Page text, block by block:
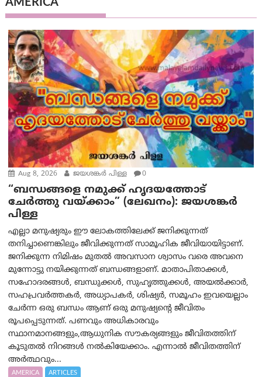
AMERICA
Aug 8, 2026 ജയശങ്കര്‍ പിള്ള 0
“ബന്ധങ്ങളെ നമുക്ക് ഹൃദയത്തോട്
ചേർത്തു വയ്ക്കാം” (ലേഖനം): ജയശങ്കര്‍
പിള്ള
എല്ലാ മനുഷ്യരും ഈ ലോകത്തിലേക്ക് ജനിക്കുന്നത്
തനിച്ചാണെങ്കിലും ജീവിക്കുന്നത് സാമൂഹിക ജീവിയായിട്ടാണ്.
ജനിക്കുന്ന നിമിഷം മുതൽ അവസാന ശ്വാസം വരെ അവനെ
മുന്നോട്ടു നയിക്കുന്നത് ബന്ധങ്ങളാണ്. മാതാപിതാക്കൾ,
സഹോദരങ്ങൾ, ബന്ധുക്കൾ, സുഹൃത്തുക്കൾ, അയൽക്കാർ,
സഹപ്രവർത്തകർ, അധ്യാപകർ, ശിഷ്യർ, സമൂഹം ഇവയെല്ലാം
ചേർന്ന ഒരു ബന്ധം ആണ് ഒരു മനുഷ്യന്റെ ജീവിതം
രൂപപ്പെടുന്നത്. പണവും അധികാരവും
സ്ഥാനമാനങ്ങളും,ആധുനിക സൗകര്യങ്ങളും ജീവിതത്തിന്
കൂടുതൽ നിറങ്ങൾ നൽകിയേക്കാം. എന്നാൽ ജീവിതത്തിന്
അർത്ഥവും...
AMERICA ARTICLES